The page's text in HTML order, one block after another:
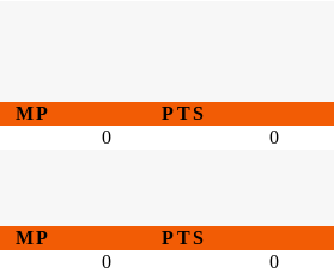
MP PTS
0 0
MP PTS
0 0